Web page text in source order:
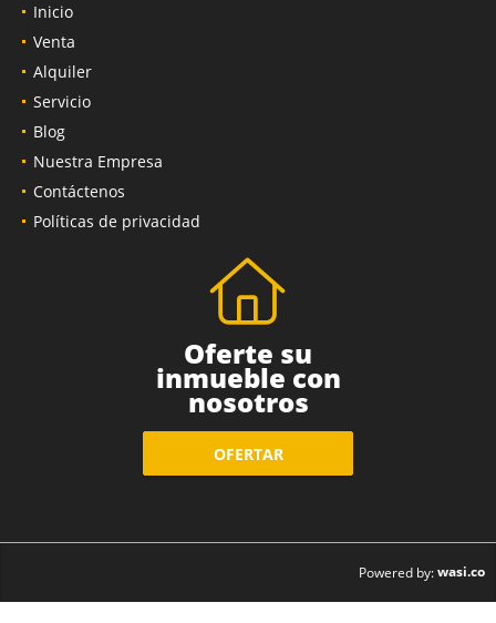
Inicio
Venta
Alquiler
Servicio
Blog
Nuestra Empresa
Contáctenos
Políticas de privacidad
Oferte su
inmueble con
nosotros
OFERTAR
Powered by:wasi.co